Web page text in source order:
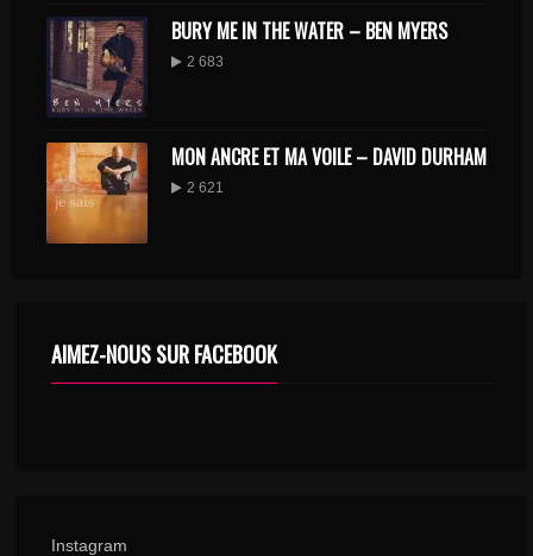
BURY ME IN THE WATER – BEN MYERS
2 683
MON ANCRE ET MA VOILE – DAVID DURHAM
2 621
AIMEZ-NOUS SUR FACEBOOK
Instagram